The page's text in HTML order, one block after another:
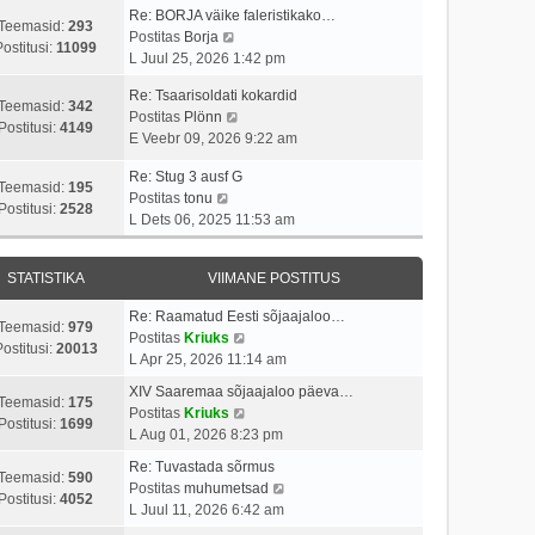
i
u
t
p
o
t
i
u
t
a
o
t
s
v
m
a
t
o
t
i
t
u
s
t
293
11099
Re: BORJA väike faleristikako…
Postitas Borja
a
t
a
v
i
a
t
o
s
t
t
u
s
t
L Juul 25, 2026 1:42 pm
342
Postitusi: 4149
Re: Tsaarisoldati kokardid
Postitas Plönn
a
t
v
i
m
a
s
o
s
t
i
t
u
E Veebr 09, 2026 9:22 am
195
Postitusi: 2528
Re: Stug 3 ausf G
Postitas tonu
a
a
t
a
v
i
m
a
s
t
o
s
t
L Dets 06, 2025 11:53 am
STATISTIKA VIIMANE POSTITUS
979
20013
Re: Raamatud Eesti sõjaajaloo…
Postitas Kriuks
a
t
v
i
i
m
L Apr 25, 2026 11:14 am
175
Postitusi: 1699
XIV Saaremaa sõjaajaloo päeva…
Postitas Kriuks
a
t
a
v
L Aug 01, 2026 8:23 pm
590
Postitusi: 4052
Re: Tuvastada sõrmus
Postitas muhumetsad
L Juul 11, 2026 6:42 am